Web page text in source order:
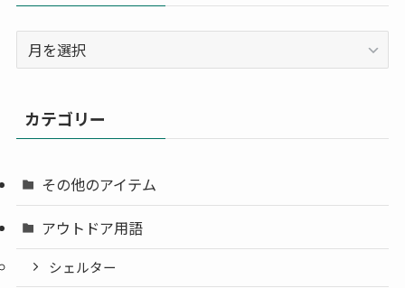
ー
ブ
カテゴリー
その他のアイテム
アウトドア用語
シェルター